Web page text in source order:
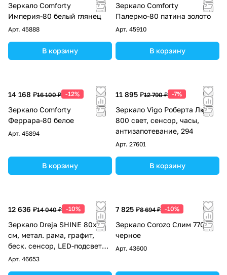
Зеркало Comforty
Империя-80 белый глянец
Арт. 45888
В корзину
Зеркало Comforty
Палермо-80 патина золото
Арт. 45910
В корзину
14 168 ₽16 100 ₽ -12%
Зеркало Comforty
Феррара-80 белое
Арт. 45894
В корзину
11 895 ₽12 790 ₽ -7%
Зеркало Vigo Роберта Люкс
800 свет, сенсор, часы,
антизапотевание, 294
Арт. 27601
В корзину
12 636 ₽14 040 ₽ -10%
Зеркало Dreja SHINE 80x80
см, метал. рама, графит,
беск. сенсор, LED-подсветка,
диммер
Арт. 46653
7 825 ₽8 694 ₽ -10%
Зеркало Corozo Слим 770
черное
Арт. 43600